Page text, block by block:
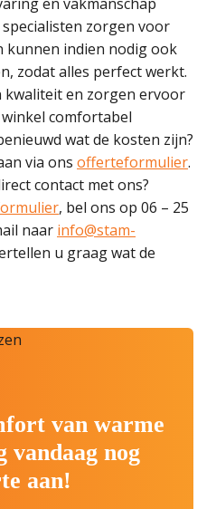
zorgen voor
kunnen indien nodig ook
zodat alles perfect werkt.
kwaliteit en zorgen ervoor
comfortabel
wat de kosten zijn?
via ons offerteformulier.
contact met ons?
, bel ons op 06 – 25
naar info@stam-
u graag wat de
van warme
vandaag nog
aan!